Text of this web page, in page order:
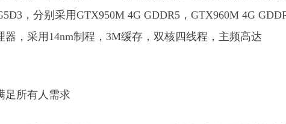
，分别采用GTX950M 4G GDDR5，GTX960M 4G
器，采用14nm制程，3M缓存，双核四线程，主频高达